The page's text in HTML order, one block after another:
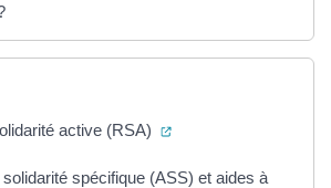
active (RSA) (ouverture dans un
spécifique (ASS) et aides à